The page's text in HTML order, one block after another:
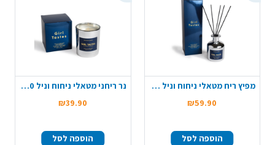
מפיץ ריח מטאלי ניחוח וניל 230 מ"ל
₪59.90
הוספה לסל
נר ריחני מטאלי ניחוח וניל 200 ג'
₪39.90
הוספה לסל